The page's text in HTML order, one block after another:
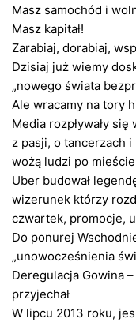
Masz samochód i
Masz kapitał!
Zarabiaj, dorabiaj,
Dzisiaj już wiemy
„nowego świata
Ale wracamy na tory
Media rozpływały
z pasji, o tancerzach
wożą ludzi po mieście
Uber budował
wizerunek którzy
czwartek, promocje,
Do ponurej
„unowocześnienia
Deregulacja Gowina
przyjechał
W lipcu 2013 roku,